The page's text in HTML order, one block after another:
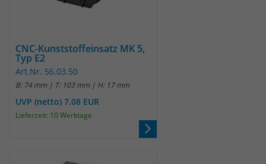
CNC-Kunststoffeinsatz MK 5,
Typ E2
Art.Nr. 56.03.50
B: 74 mm | T: 103 mm | H: 17 mm
UVP (netto) 7.08 EUR
Lieferzeit: 10 Werktage